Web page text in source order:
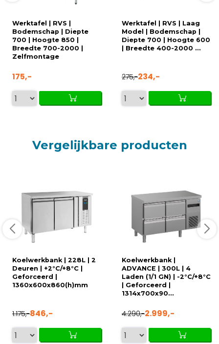
Werktafel | RVS |
Bodemschap | Diepte
700 | Hoogte 850 |
Breedte 700-2000 |
Zelfmontage
175,-
Werktafel | RVS | Laag
Model | Bodemschap |
Diepte 700 | Hoogte 600
| Breedte 400-2000 ...
275,-234,-
Vergelijkbare producten
Koelwerkbank | 228L | 2
Deuren | +2°C/+8°C |
Geforceerd |
1360x600x860(h)mm
1.175,-846,-
Koelwerkbank |
ADVANCE | 300L | 4
Laden (1/1 GN) | -2°C/+8°C
| Geforceerd |
1314x700x90...
4.290,-2.999,-